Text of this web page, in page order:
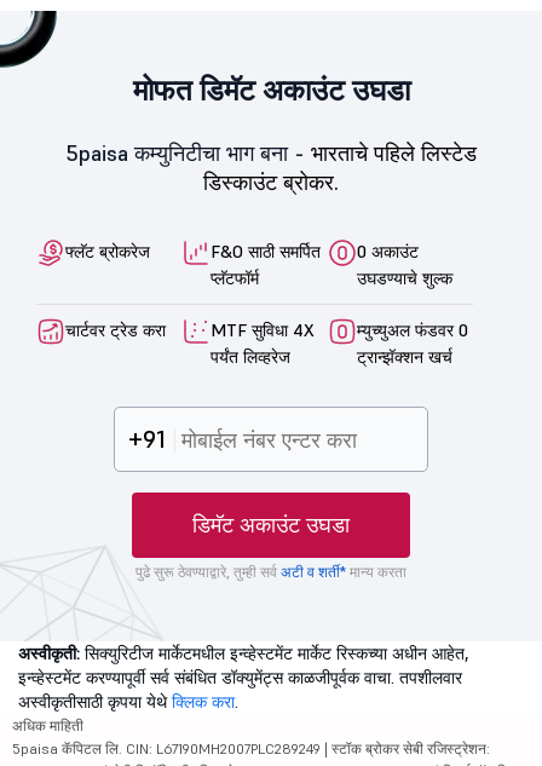
मोफत डिमॅट अकाउंट उघडा
5paisa कम्युनिटीचा भाग बना - भारताचे पहिले लिस्टेड
डिस्काउंट ब्रोकर.
फ्लॅट ब्रोकरेज
F&O साठी समर्पित
प्लॅटफॉर्म
0 अकाउंट
उघडण्याचे शुल्क
चार्टवर ट्रेड करा
MTF सुविधा 4X
पर्यंत लिव्हरेज
म्युच्युअल फंडवर 0
ट्रान्झॅक्शन खर्च
+91
डिमॅट अकाउंट उघडा
पुढे सुरू ठेवण्याद्वारे, तुम्ही सर्व अटी व शर्ती* मान्य करता
अस्वीकृती: सिक्युरिटीज मार्केटमधील इन्व्हेस्टमेंट मार्केट रिस्कच्या अधीन आहेत,
इन्व्हेस्टमेंट करण्यापूर्वी सर्व संबंधित डॉक्युमेंट्स काळजीपूर्वक वाचा. तपशीलवार
अस्वीकृतीसाठी कृपया येथेक्लिक करा.
अधिक माहिती
5paisa कॅपिटल लि. CIN: L67190MH2007PLC289249 | स्टॉक ब्रोकर सेबी रजिस्ट्रेशन: